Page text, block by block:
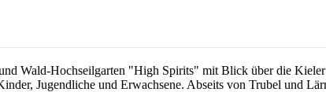
Wald-Hochseilgarten "High Spirits" mit Blick über die
Jugendliche und Erwachsene. Abseits von Trubel und